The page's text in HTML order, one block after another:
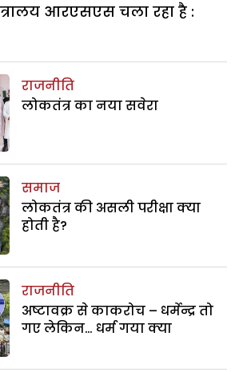
आरएसएस चला रहा है :
राजनीति
लोकतंत्र का नया सवेरा
समाज
लोकतंत्र की असली परीक्षा क्या
होती है?
राजनीति
अष्टावक्र से काकरोच – धर्मेन्द्र तो
गए लेकिन… धर्म गया क्या